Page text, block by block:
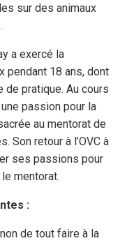
sur des animaux
a exercé la
pendant 18 ans, dont
de pratique. Au cours
passion pour la
au mentorat de
Son retour à l’OVC à
ses passions pour
mentorat.
:
de tout faire à la